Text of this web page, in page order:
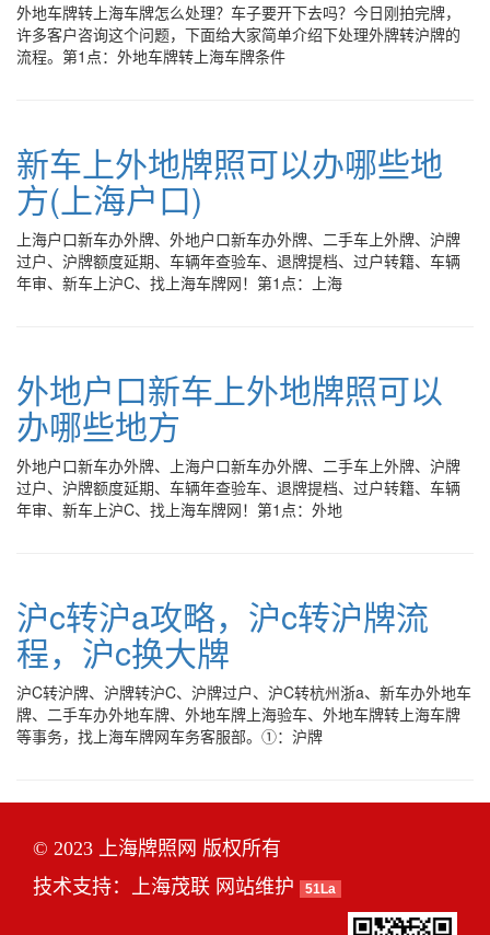
外地车牌转上海车牌怎么处理？车子要开下去吗？今日刚拍完牌，
许多客户咨询这个问题，下面给大家简单介绍下处理外牌转沪牌的
流程。第1点：外地车牌转上海车牌条件
新车上外地牌照可以办哪些地
方(上海户口)
上海户口新车办外牌、外地户口新车办外牌、二手车上外牌、沪牌
过户、沪牌额度延期、车辆年查验车、退牌提档、过户转籍、车辆
年审、新车上沪C、找上海车牌网！第1点：上海
外地户口新车上外地牌照可以
办哪些地方
外地户口新车办外牌、上海户口新车办外牌、二手车上外牌、沪牌
过户、沪牌额度延期、车辆年查验车、退牌提档、过户转籍、车辆
年审、新车上沪C、找上海车牌网！第1点：外地
沪c转沪a攻略，沪c转沪牌流
程，沪c换大牌
沪C转沪牌、沪牌转沪C、沪牌过户、沪C转杭州浙a、新车办外地车
牌、二手车办外地车牌、外地车牌上海验车、外地车牌转上海车牌
等事务，找上海车牌网车务客服部。①：沪牌
© 2023 上海牌照网 版权所有
技术支持： 上海茂联 网站维护 51La